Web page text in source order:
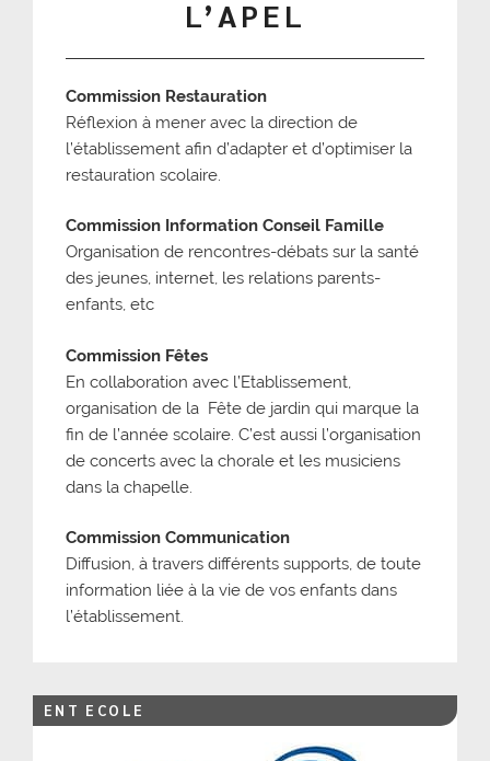
L’APEL
Commission Restauration
Réflexion à mener avec la direction de
l’établissement afin d’adapter et d’optimiser la
restauration scolaire.
Commission Information Conseil Famille
Organisation de rencontres-débats sur la santé
des jeunes, internet, les relations parents-
enfants, etc
Commission Fêtes
En collaboration avec l’Etablissement,
organisation de la Fête de jardin qui marque la
fin de l’année scolaire. C’est aussi l’organisation
de concerts avec la chorale et les musiciens
dans la chapelle.
Commission Communication
Diffusion, à travers différents supports, de toute
information liée à la vie de vos enfants dans
l’établissement.
ENT ECOLE